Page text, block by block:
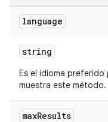
language
string
Es el idioma preferido
muestra este método.
maxResults